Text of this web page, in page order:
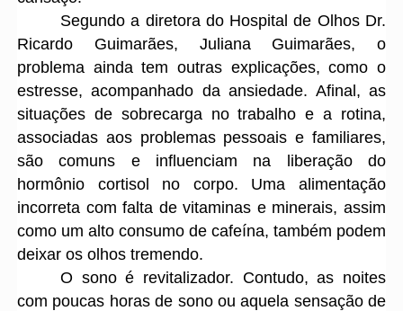
Segundo a diretora do Hospital de Olhos Dr.
Ricardo Guimarães, Juliana Guimarães, o
problema ainda tem outras explicações, como o
estresse, acompanhado da ansiedade. Afinal, as
situações de sobrecarga no trabalho e a rotina,
associadas aos problemas pessoais e familiares,
são comuns e influenciam na liberação do
hormônio cortisol no corpo. Uma alimentação
incorreta com falta de vitaminas e minerais, assim
como um alto consumo de cafeína, também podem
deixar os olhos tremendo.
O sono é revitalizador. Contudo, as noites
com poucas horas de sono ou aquela sensação de